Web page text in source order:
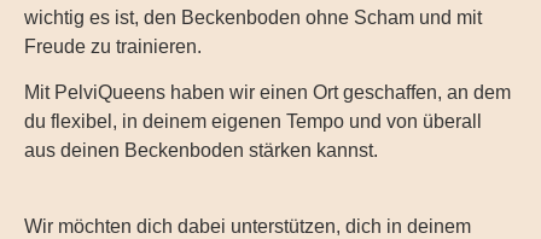
wichtig es ist, den Beckenboden ohne Scham und mit
Freude zu trainieren.
Mit PelviQueens haben wir einen Ort geschaffen, an dem
du flexibel, in deinem eigenen Tempo und von überall
aus deinen Beckenboden stärken kannst.
Wir möchten dich dabei unterstützen, dich in deinem